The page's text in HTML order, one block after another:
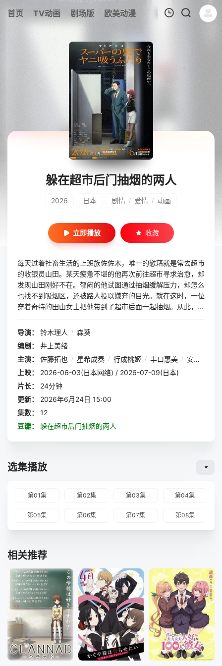
首页 TV动画 剧场版 欧美动漫
躲在超市后门抽烟的两人
2026 日本 剧情 / 爱情 / 动画
立即播放 收藏
每天过着社畜生活的上班族佐佐木，唯一的慰藉就是常去超市
的收银员山田。某天疲惫不堪的他再次前往超市寻求治愈，却
发现山田刚好不在。郁闷的他试图通过抽烟缓解压力，却怎么
也找不到吸烟区，还被路人投以嫌弃的目光。就在这时，一位
穿着奇特的田山女士把他带到了超市后面一起抽烟。从此，他
士的真实身份竟然是......
导演： 铃木理人 / 森葵
编剧：
井上美绪
主演：
佐藤拓也 / 星希成奏 / 行成桃姬 / 丰口惠美 / 安田陆矢
上映：
2026-06-03(日本网络) / 2026-07-09(日本)
片长：
24分钟
更新：
2026年6月24日 15:00
集数：
12
豆瓣：
躲在超市后门抽烟的两人
选集播放
第01集 第02集 第03集 第04集
第05集 第06集 第07集 第08集
相关推荐